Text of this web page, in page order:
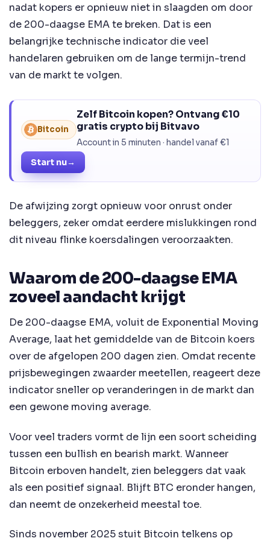
nadat kopers er opnieuw niet in slaagden om door
de 200-daagse EMA te breken. Dat is een
belangrijke technische indicator die veel
handelaren gebruiken om de lange termijn-trend
van de markt te volgen.
Bitcoin
Zelf Bitcoin kopen? Ontvang €10
gratis crypto bij Bitvavo
Account in 5 minuten · handel vanaf €1
Start nu→
De afwijzing zorgt opnieuw voor onrust onder
beleggers, zeker omdat eerdere mislukkingen rond
dit niveau flinke koersdalingen veroorzaakten.
Waarom de 200-daagse EMA
zoveel aandacht krijgt
De 200-daagse EMA, voluit de Exponential Moving
Average, laat het gemiddelde van de Bitcoin koers
over de afgelopen 200 dagen zien. Omdat recente
prijsbewegingen zwaarder meetellen, reageert deze
indicator sneller op veranderingen in de markt dan
een gewone moving average.
Voor veel traders vormt de lijn een soort scheiding
tussen een bullish en bearish markt. Wanneer
Bitcoin erboven handelt, zien beleggers dat vaak
als een positief signaal. Blijft BTC eronder hangen,
dan neemt de onzekerheid meestal toe.
Sinds november 2025 stuit Bitcoin telkens op